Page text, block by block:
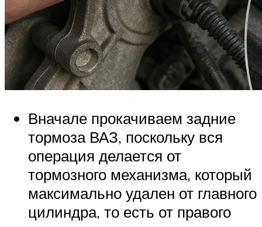
Вначале прокачиваем задние
тормоза ВАЗ, поскольку вся
операция делается от
тормозного механизма, который
максимально удален от главного
цилиндра, то есть от правого